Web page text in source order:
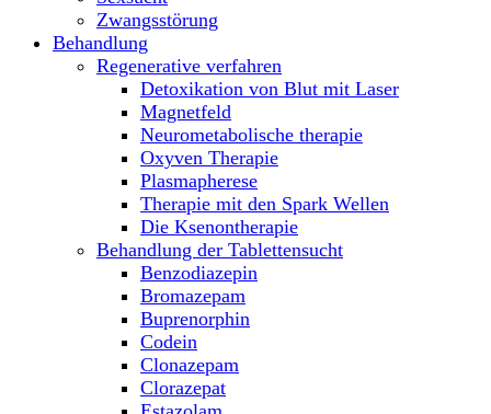
Zwangsstörung
Behandlung
Regenerative verfahren
Detoxikation von Blut mit Laser
Magnetfeld
Neurometabolische therapie
Oxyven Therapie
Plasmapherese
Therapie mit den Spark Wellen
Die Ksenontherapie
Behandlung der Tablettensucht
Benzodiazepin
Bromazepam
Buprenorphin
Codein
Clonazepam
Clorazepat